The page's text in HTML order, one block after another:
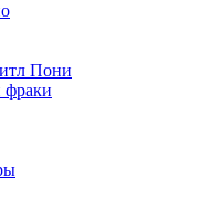
Пони
фраки